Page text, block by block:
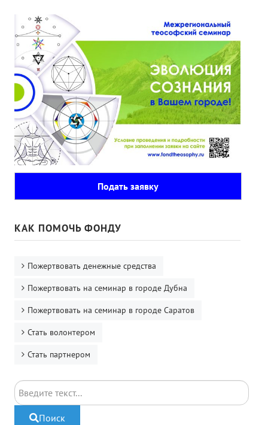
Подать заявку
КАК ПОМОЧЬ ФОНДУ
Пожертвовать денежные средства
Пожертвовать на семинар в городе Дубна
Пожертвовать на семинар в городе Саратов
Стать волонтером
Стать партнером
Поиск
Поиск